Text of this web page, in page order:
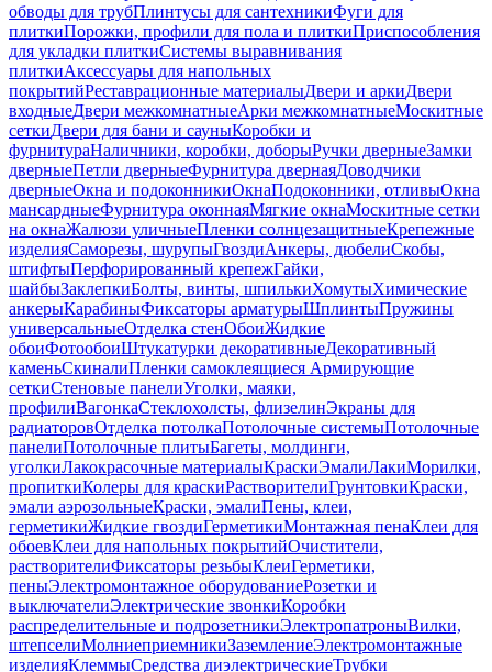
обводы для трубПлинтусы для сантехникиФуги для
плиткиПорожки, профили для пола и плиткиПриспособления
для укладки плиткиСистемы выравнивания
плиткиАксессуары для напольных
покрытийРеставрационные материалыДвери и аркиДвери
входныеДвери межкомнатныеАрки межкомнатныеМоскитные
сеткиДвери для бани и сауныКоробки и
фурнитураНаличники, коробки, доборыРучки дверныеЗамки
дверныеПетли дверныеФурнитура двернаяДоводчики
дверныеОкна и подоконникиОкнаПодоконники, отливыОкна
мансардныеФурнитура оконнаяМягкие окнаМоскитные сетки
на окнаЖалюзи уличныеПленки солнцезащитныеКрепежные
изделияСаморезы, шурупыГвоздиАнкеры, дюбелиСкобы,
штифтыПерфорированный крепежГайки,
шайбыЗаклепкиБолты, винты, шпилькиХомутыХимические
анкерыКарабиныФиксаторы арматурыШплинтыПружины
универсальныеОтделка стенОбоиЖидкие
обоиФотообоиШтукатурки декоративныеДекоративный
каменьСкиналиПленки самоклеящиеся Армирующие
сеткиСтеновые панелиУголки, маяки,
профилиВагонкаСтеклохолсты, флизелинЭкраны для
радиаторовОтделка потолкаПотолочные системыПотолочные
панелиПотолочные плитыБагеты, молдинги,
уголкиЛакокрасочные материалыКраскиЭмалиЛакиМорилки,
пропиткиКолеры для краскиРастворителиГрунтовкиКраски,
эмали аэрозольныеКраски, эмалиПены, клеи,
герметикиЖидкие гвоздиГерметикиМонтажная пенаКлеи для
обоевКлеи для напольных покрытийОчистители,
растворителиФиксаторы резьбыКлеиГерметики,
пеныЭлектромонтажное оборудованиеРозетки и
выключателиЭлектрические звонкиКоробки
распределительные и подрозетникиЭлектропатроныВилки,
штепселиМолниеприемникиЗаземлениеЭлектромонтажные
изделияКлеммыСредства диэлектрическиеТрубки